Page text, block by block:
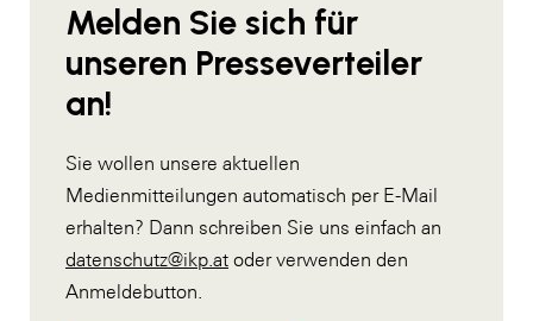
Melden Sie sich für
unseren Presseverteiler
an!
Sie wollen unsere aktuellen
Medienmitteilungen automatisch per E-Mail
erhalten? Dann schreiben Sie uns einfach an
datenschutz@ikp.at oder verwenden den
Anmeldebutton.